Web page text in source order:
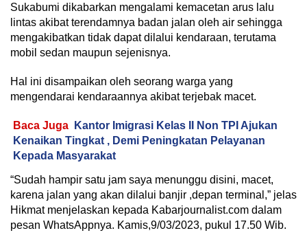
Sukabumi dikabarkan mengalami kemacetan arus lalu
lintas akibat terendamnya badan jalan oleh air sehingga
mengakibatkan tidak dapat dilalui kendaraan, terutama
mobil sedan maupun sejenisnya.
Hal ini disampaikan oleh seorang warga yang
mengendarai kendaraannya akibat terjebak macet.
Baca Juga
Kantor Imigrasi Kelas II Non TPI Ajukan
Kenaikan Tingkat , Demi Peningkatan Pelayanan
Kepada Masyarakat
“Sudah hampir satu jam saya menunggu disini, macet,
karena jalan yang akan dilalui banjir ,depan terminal,” jelas
Hikmat menjelaskan kepada Kabarjournalist.com dalam
pesan WhatsAppnya. Kamis,9/03/2023, pukul 17.50 Wib.